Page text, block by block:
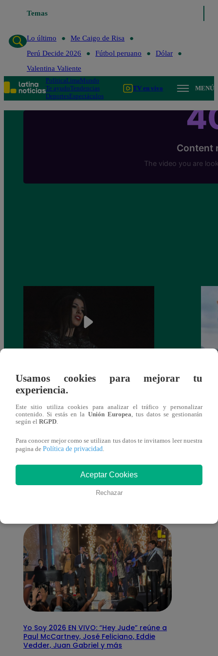
Temas
Lo último
Me Caigo de Risa
Perú Decide 2026
Fútbol peruano
Dólar
Valentina Valiente
PolíticaLimaMundo
Te ayudoTendencias
DeportesEspectáculos
TV en vivo MENÚ
¿Yahaira Plasencia y Maritza Rodríguez
más unidas que nunca?
También te puede
interesar
Yo Soy 2026 EN VIVO: “Hey Jude” reúne a
Paul McCartney, José Feliciano, Eddie
Vedder, Juan Gabriel y más
Usamos cookies para mejorar tu
experiencia.
Este sitio utiliza cookies para analizar el tráfico y personalizar
contenido. Si estás en la Unión Europea, tus datos se gestionarán
según el RGPD.
Para conocer mejor como se utilizan tus datos te invitamos leer nuestra
pagina de Política de privacidad.
Aceptar Cookies
Rechazar